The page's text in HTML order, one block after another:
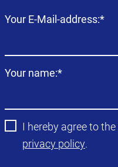
Campo
Your E-Mail-address:*
Campo
Your name:*
I hereby agree to the
privacy policy.